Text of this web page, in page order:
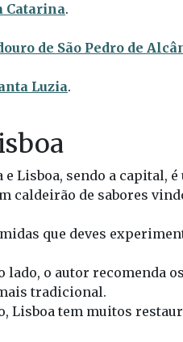
Catarina.
de São Pedro de
Luzia.
Lisboa, sendo a capital, é
caldeirão de sabores
que deves
lado, o autor recomenda
tradicional.
Lisboa tem muitos